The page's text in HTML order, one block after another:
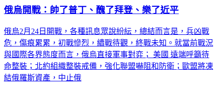
俄烏開戰：帥了普丁、醜了拜登、樂了近平
俄烏2月24日開戰，各種訊息眾說紛紜，總結而言是，兵凶戰
危，傷痕累累，初戰慘烈，續戰待觀，終戰未知。就當前戰況
與國際各界態度而言，俄烏直接軍事對弈； 美國 遠端呼籲待
命整裝；北約組織整裝戒備，強化聯盟嚇阻和防衛；歐盟將凍
結俄羅斯資產，中止俄